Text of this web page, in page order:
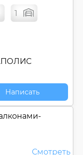
1
Написать
Смотреть